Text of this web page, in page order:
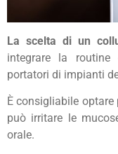
La scelta di un
integrare la
portatori di impianti
È consigliabile optare
può irritare le
orale.